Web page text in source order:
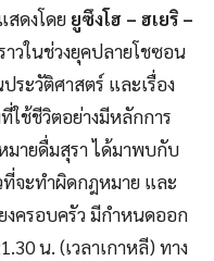
ดงโดย ยูซึงโฮ – ฮเยริ –
าวในช่วงยุคปลายโชซอน
ระวัติศาสตร์ และเรื่อง
ใช้ชีวิตอย่างมีหลักการ
ายดื่มสุรา ได้มาพบกับ
ที่จะทำผิดกฎหมาย และ
งครอบครัว มีกำหนดออก
น. (เวลาเกาหลี) ทาง